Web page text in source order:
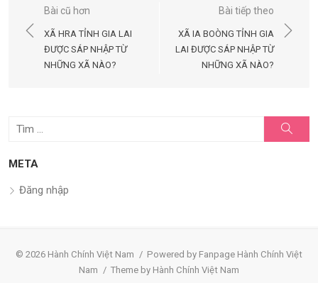
Điều
hướng
viết
Bài cũ hơn
XÃ HRA TỈNH GIA LAI
ĐƯỢC SÁP NHẬP TỪ
NHỮNG XÃ NÀO?
Bài tiếp theo
XÃ IA BOÒNG TỈNH GIA
LAI ĐƯỢC SÁP NHẬP TỪ
NHỮNG XÃ NÀO?
Tìm
quả
kiếm
META
Đăng nhập
© 2026 Hành Chính Việt Nam / Powered by Fanpage Hành Chính Việt
Nam / Theme by Hành Chính Việt Nam